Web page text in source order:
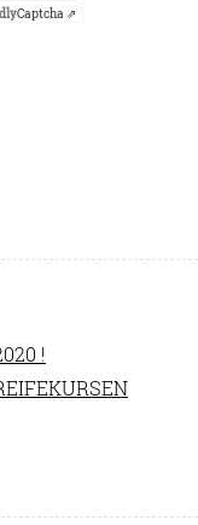
Captcha ⇗
!